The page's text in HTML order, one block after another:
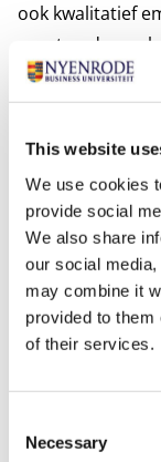
This website
We use cookies
provide social
We also share
our social
may combine it
provided to them
of their services.
Selection
Necessary
ook kwalitatief
soort
zij met
samenwerkt.
academici van
landen) en
vaak
financiers,
experts).
Meest relevante
Women’s